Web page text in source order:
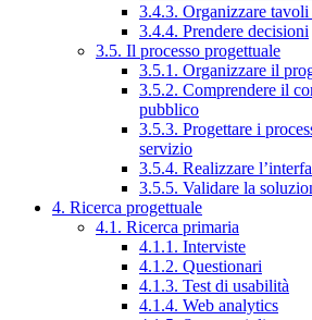
3.4.3. Organizzare
3.4.4. Prendere decisioni
3.5. Il processo progettuale
3.5.1. Organizzare il
3.5.2. Comprendere il
pubblico
3.5.3. Progettare i
servizio
3.5.4. Realizzare
3.5.5. Validare la
4. Ricerca progettuale
4.1. Ricerca primaria
4.1.1. Interviste
4.1.2. Questionari
4.1.3. Test di usabilità
4.1.4. Web analytics